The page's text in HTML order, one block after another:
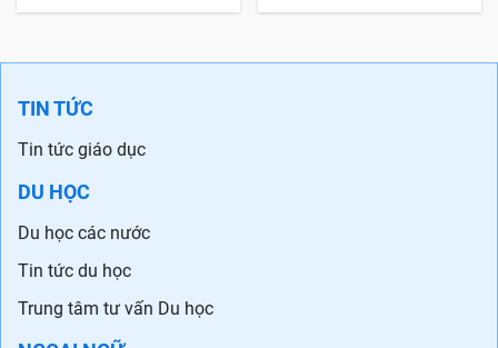
TIN TỨC
Tin tức giáo dục
DU HỌC
Du học các nước
Tin tức du học
Trung tâm tư vấn Du học